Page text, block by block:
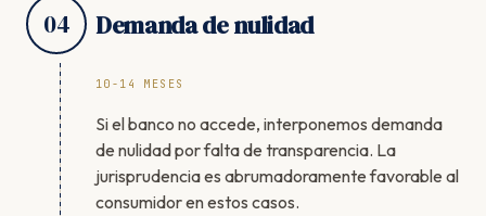
04 Demanda de nulidad
10-14 MESES
Si el banco no accede, interponemos demanda
de nulidad por falta de transparencia. La
jurisprudencia es abrumadoramente favorable al
consumidor en estos casos.